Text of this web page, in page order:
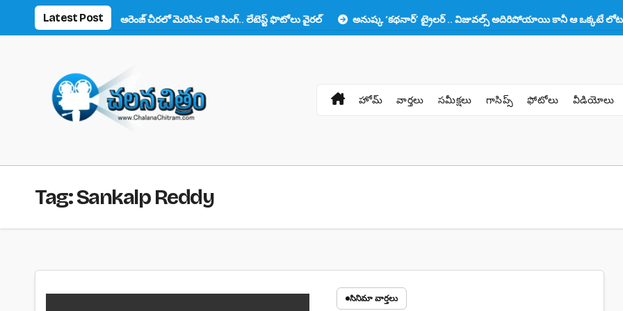
Latest Post
ఫిదా! ఆరెంజ్ చీరలో మెరిసిన రాశి సింగ్.. లేటెస్ట్ ఫొటోలు వైరల్ అనుష్క ‘కథనార్’ ట్రైలర్ .. విజువల్స్ అదిరిపోయాయి కానీ ఆ ఒక్కటే లోటు!!
హోమ్ వార్తలు సమీక్షలు గాసిప్స్ ఫోటోలు వీడియోలు
Tag:Sankalp Reddy
సినిమా వార్తలు